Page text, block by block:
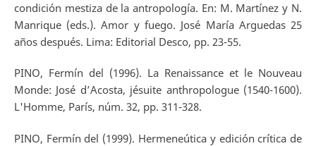
condición mestiza de la antropología. En: M. Martínez y N.
Manrique (eds.). Amor y fuego. José María Arguedas 25
años después. Lima: Editorial Desco, pp. 23-55.
PINO, Fermín del (1996). La Renaissance et le Nouveau
Monde: José d’Acosta, jésuite anthropologue (1540-1600).
L'Homme, París, núm. 32, pp. 311-328.
PINO, Fermín del (1999). Hermeneútica y edición crítica de